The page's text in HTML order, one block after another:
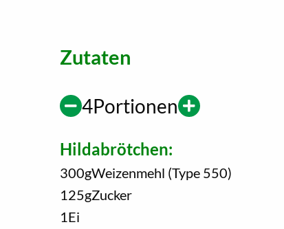
Zutaten
4Portionen
Hildabrötchen:
300gWeizenmehl (Type 550)
125gZucker
1 Ei